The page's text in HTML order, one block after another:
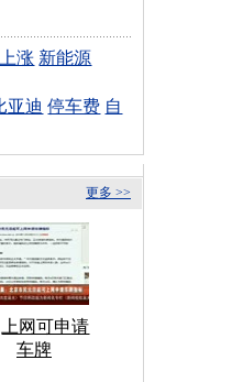
涨 新能源
亚迪 停车费 自
更多 >>
上网可申请
车牌